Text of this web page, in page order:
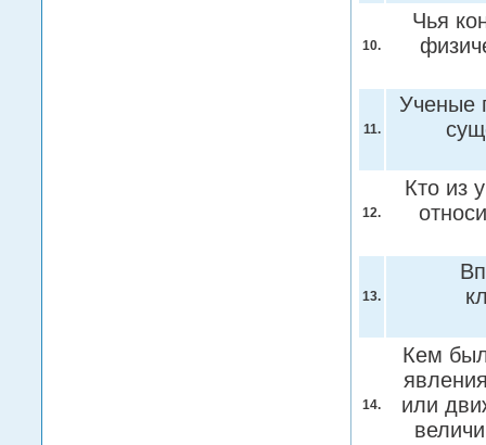
10.
Чья
11.
Ученые
12.
Кто из
13.
14.
Кем
или